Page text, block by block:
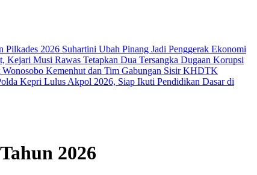
Pilkades 2026 Suhartini Ubah Pinang Jadi Penggerak Ekonomi
Kejari Musi Rawas Tetapkan Dua Tersangka Dugaan Korupsi
Kemenhut dan Tim Gabungan Sisir KHDTK
Kepri Lulus Akpol 2026, Siap Ikuti Pendidikan Dasar di
2026